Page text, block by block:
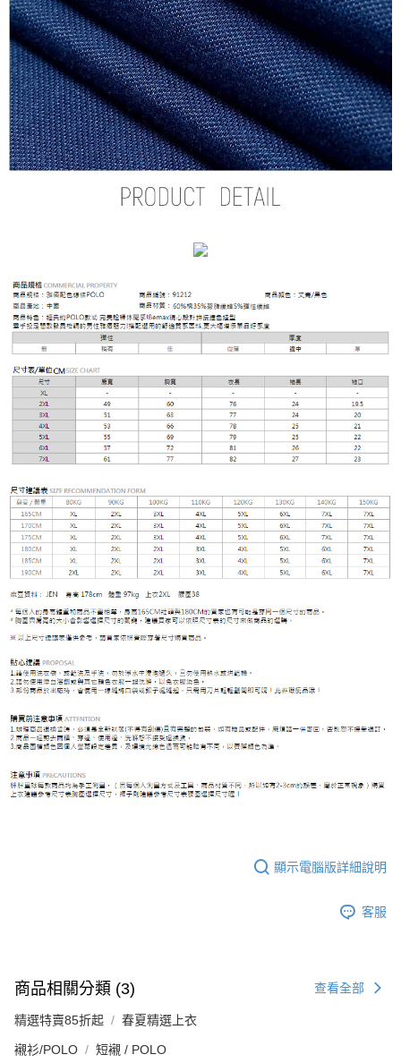
顯示電腦版詳細說明
客服
商品相關分類 (3) 查看全部
精選特賣85折起 春夏精選上衣
襯衫/POLO 短襯 / POLO